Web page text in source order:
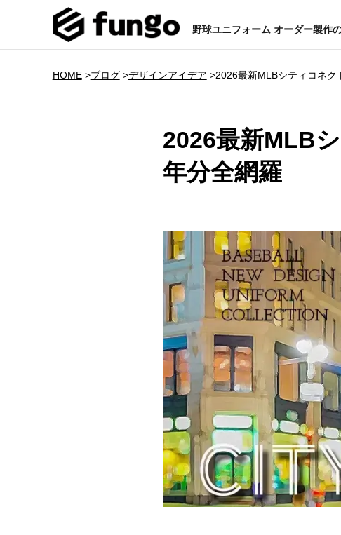
野球ユニフォーム オーダー製作
HOME>ブログ>デザインアイデア >2026最新MLBシティコネク
2026最新MLB
年分全網羅